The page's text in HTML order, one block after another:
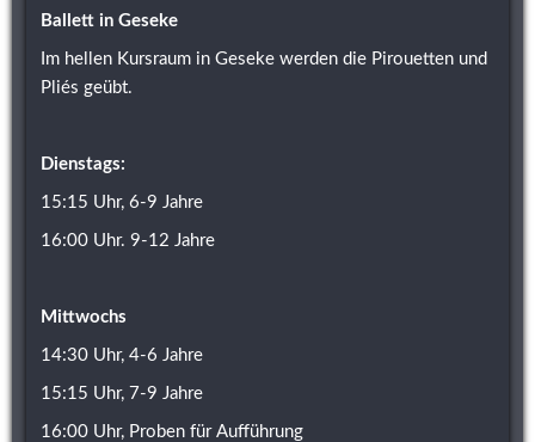
Ballett in Geseke
Im hellen Kursraum in Geseke werden die Pirouetten und
Pliés geübt.
Dienstags:
15:15 Uhr, 6-9 Jahre
16:00 Uhr. 9-12 Jahre
Mittwochs
14:30 Uhr, 4-6 Jahre
15:15 Uhr, 7-9 Jahre
16:00 Uhr, Proben für Aufführung